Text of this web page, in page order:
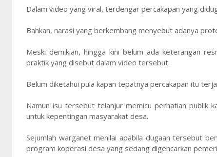
Dalam video yang viral, terdengar percakapan yang
Bahkan, narasi yang berkembang menyebut adanya
Meski demikian, hingga kini belum ada keterangan
praktik yang disebut dalam video tersebut.
Belum diketahui pula kapan tepatnya percakapan itu
Namun isu tersebut telanjur memicu perhatian publik
untuk kepentingan masyarakat desa.
Sejumlah warganet menilai apabila dugaan tersebut
program koperasi desa yang sedang digencarkan